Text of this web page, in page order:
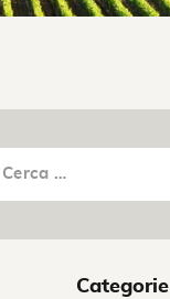
Categorie